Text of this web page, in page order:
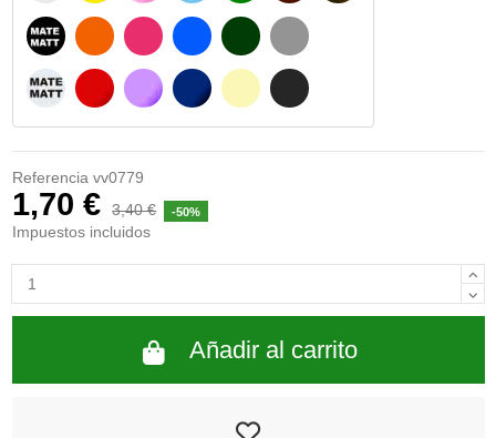
NEGRO MATE
BLANCO MATE
NARANJA
ROJO
FUCSIA
LILA
AZUL
AZUL MARINO
VERDE OSCURO
BEIGE
GRIS
GRIS OSCURO
Referencia vv0779
1,70 € 3,40 € -50%
Impuestos incluidos
Añadir al carrito